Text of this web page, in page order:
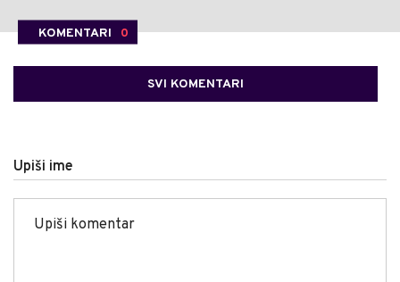
KOMENTARI 0
SVI KOMENTARI
Upiši ime